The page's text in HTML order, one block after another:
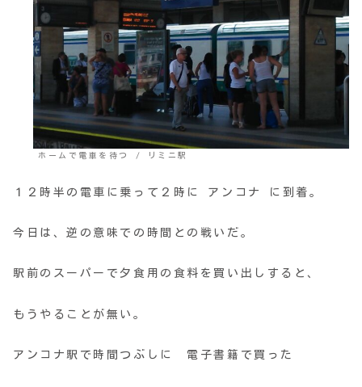
ホームで電車を待つ / リミニ駅
１２時半の電車に乗って２時に アンコナ に到着。
今日は、逆の意味での時間との戦いだ。
駅前のスーパーで夕食用の食料を買い出しすると、
もうやることが無い。
アンコナ駅で時間つぶしに 電子書籍で買った